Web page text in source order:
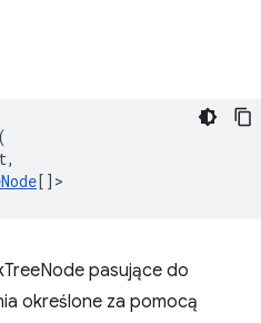
(
,
[] >
pasujące do
określone za pomocą